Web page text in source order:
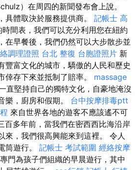
）在周四的新聞發布會上說。
具體取決於服務提供商。 記帳士 高
時間表，我們可以充分利用您在紐約
在早餐後，我們仍然可以大步散步並
調理證照 台北 整復 台胞證照片 新
豐富文化的城市，驕傲的人民和歷史
倖存下來並抵制了賠率。 massage
直堅持自己的獨特文化，自豪地淹沒
樂，廚房和假期。 台中按摩排毒ptt
來自世界各地的遊客不應該遙不可
百多年前，當我們在密西西比海沿岸
來，我們很高興能來到這裡。 令人
筒遊行。 記帳士 考試範圍 經絡按摩
門為孩子們組織的早晨遊行，其中